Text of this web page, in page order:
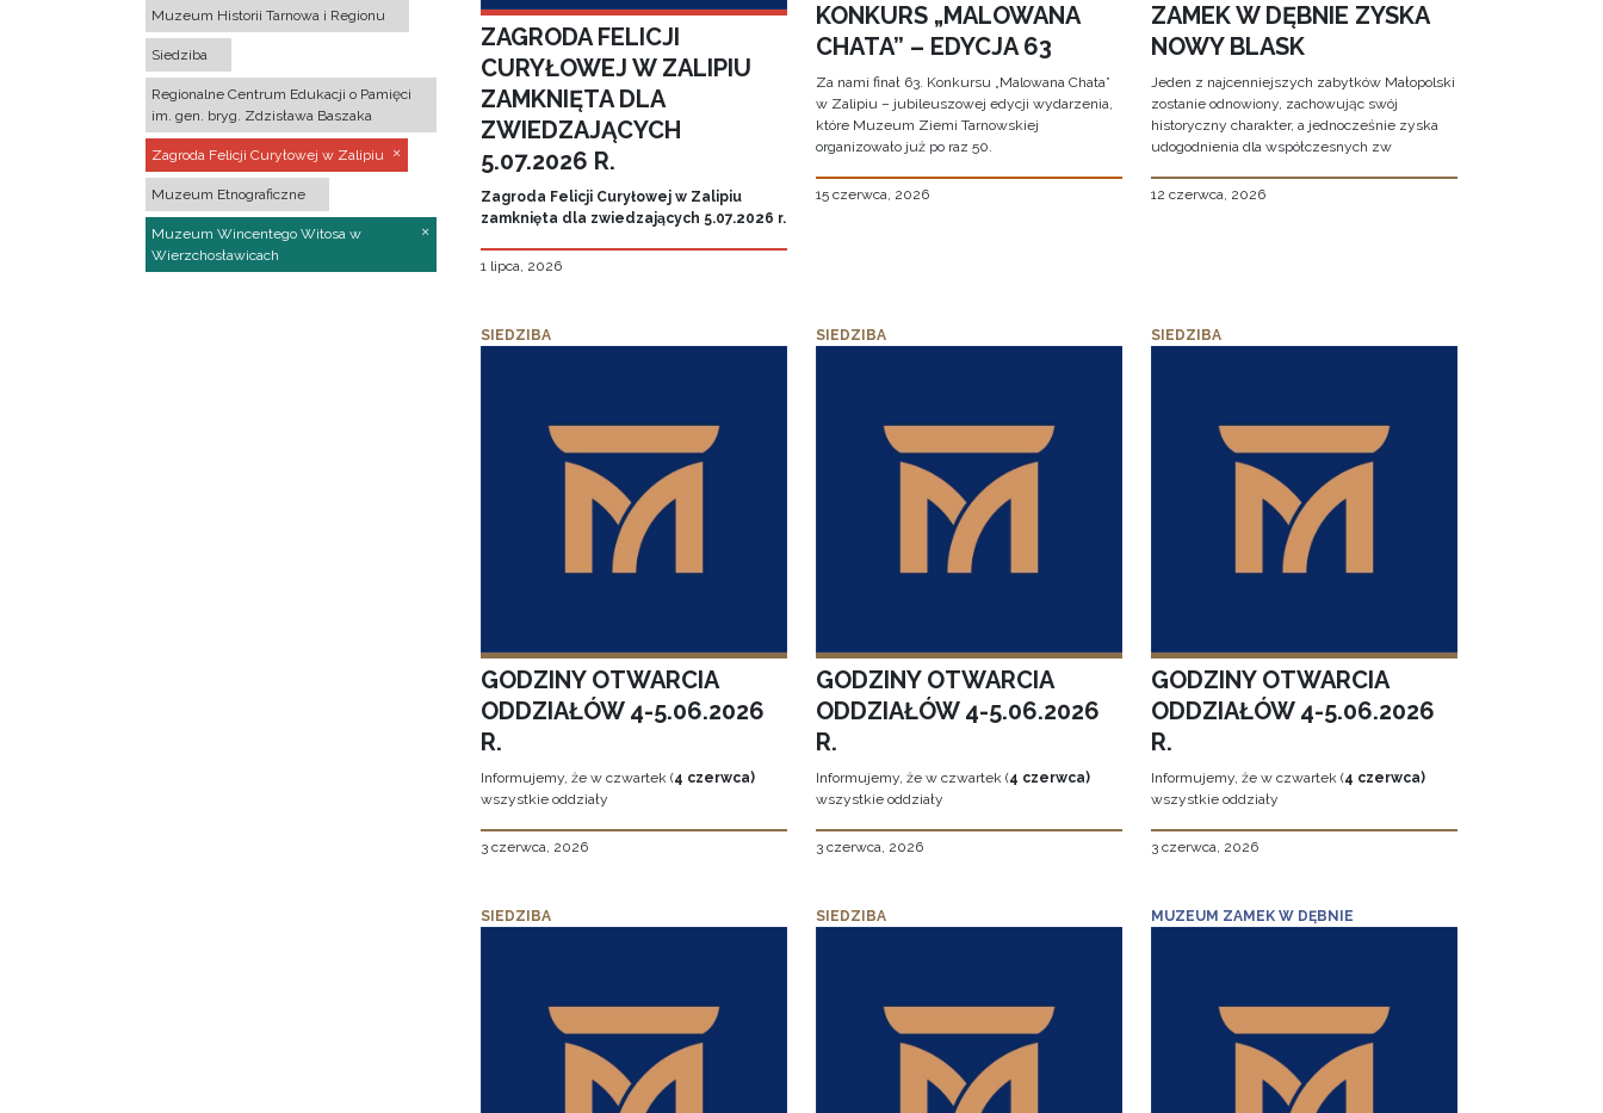
Muzeum Historii Tarnowa i Regionu
Siedziba
Regionalne Centrum Edukacji o Pamięci
im. gen. bryg. Zdzisława Baszaka
Zagroda Felicji Curyłowej w Zalipiu
Muzeum Etnograficzne
Muzeum Wincentego Witosa w
Wierzchosławicach
ZAGRODA FELICJI
CURYŁOWEJ W ZALIPIU
ZAMKNIĘTA DLA
ZWIEDZAJĄCYCH
5.07.2026 R.
Zagroda Felicji Curyłowej w Zalipiu
zamknięta dla zwiedzających 5.07.2026 r.
1 lipca, 2026
KONKURS „MALOWANA
CHATA” – EDYCJA 63
Za nami finał 63. Konkursu „Malowana Chata”
w Zalipiu – jubileuszowej edycji wydarzenia,
które Muzeum Ziemi Tarnowskiej
organizowało już po raz 50.
15 czerwca, 2026
ZAMEK W DĘBNIE ZYSKA
NOWY BLASK
Jeden z najcenniejszych zabytków Małopolski
zostanie odnowiony, zachowując swój
historyczny charakter, a jednocześnie zyska
udogodnienia dla współczesnych zw
12 czerwca, 2026
SIEDZIBA
GODZINY OTWARCIA
ODDZIAŁÓW 4-5.06.2026
R.
Informujemy, że w czwartek (4 czerwca)
wszystkie oddziały
3 czerwca, 2026
SIEDZIBA
GODZINY OTWARCIA
ODDZIAŁÓW 4-5.06.2026
R.
Informujemy, że w czwartek (4 czerwca)
wszystkie oddziały
3 czerwca, 2026
SIEDZIBA
GODZINY OTWARCIA
ODDZIAŁÓW 4-5.06.2026
R.
Informujemy, że w czwartek (4 czerwca)
wszystkie oddziały
3 czerwca, 2026
SIEDZIBA SIEDZIBA MUZEUM ZAMEK W DĘBNIE